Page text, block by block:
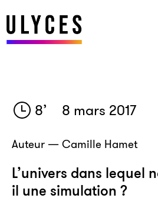
8’ 8 mars 2017
Auteur — Camille Hamet
L’univers dans lequel
il une simulation ?